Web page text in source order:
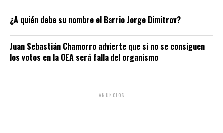
¿A quién debe su nombre el Barrio Jorge Dimitrov?
Juan Sebastián Chamorro advierte que si no se consiguen
los votos en la OEA será falla del organismo
ANUNCIOS